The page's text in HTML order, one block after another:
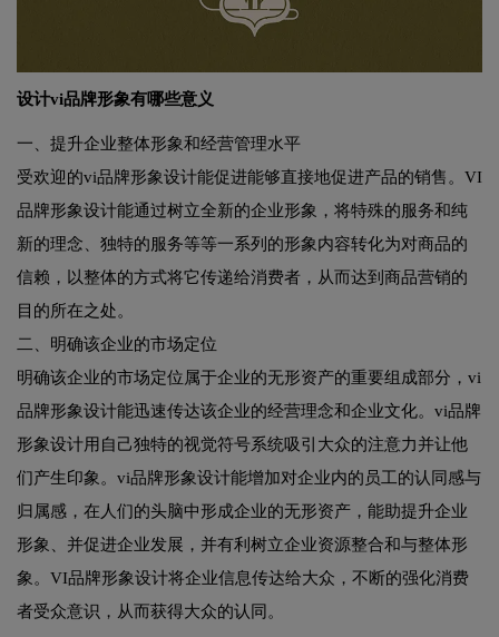
设计vi品牌形象有哪些意义
一、提升企业整体形象和经营管理水平
受欢迎的vi品牌形象设计能促进能够直接地促进产品的销售。VI
品牌形象设计能通过树立全新的企业形象，将特殊的服务和纯
新的理念、独特的服务等等一系列的形象内容转化为对商品的
信赖，以整体的方式将它传递给消费者，从而达到商品营销的
目的所在之处。
二、明确该企业的市场定位
明确该企业的市场定位属于企业的无形资产的重要组成部分，vi
品牌形象设计能迅速传达该企业的经营理念和企业文化。vi品牌
形象设计用自己独特的视觉符号系统吸引大众的注意力并让他
们产生印象。vi品牌形象设计能增加对企业内的员工的认同感与
归属感，在人们的头脑中形成企业的无形资产，能助提升企业
形象、并促进企业发展，并有利树立企业资源整合和与整体形
象。VI品牌形象设计将企业信息传达给大众，不断的强化消费
者受众意识，从而获得大众的认同。